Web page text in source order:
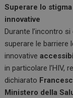
Superare lo
innovative
Durante l’incontro
superare le barriere
innovative
in particolare l’HIV,
dichiarato
Ministero della